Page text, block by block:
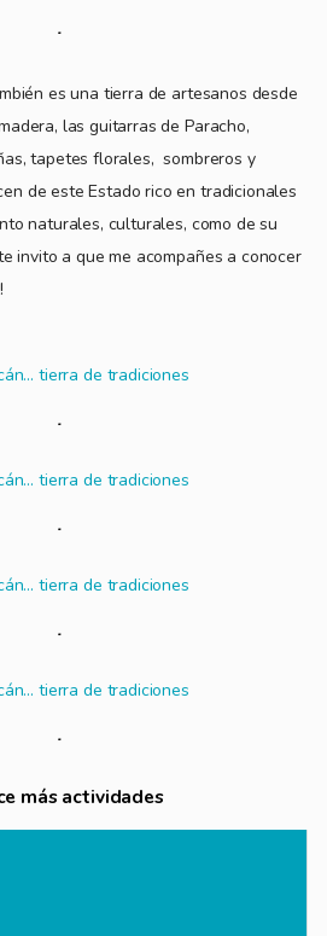
es una tierra de artesanos desde
las guitarras de Paracho,
tapetes florales, sombreros y
de este Estado rico en tradicionales
naturales, culturales, como de su
invito a que me acompañes a conocer
más actividades